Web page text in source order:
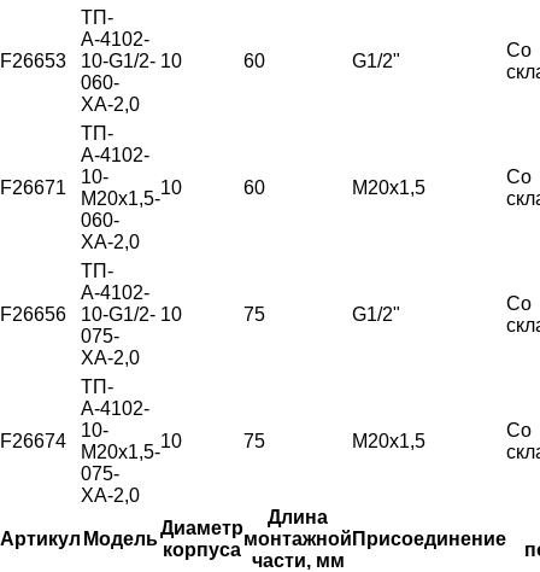
F26653
ТП-
А-4102-
10-G1/2-
060-
ХА-2,0
10 60 G1/2"
Со
F26671
ТП-
А-4102-
10-
М20х1,5-
060-
ХА-2,0
10 60 М20х1,5
Со
F26656
ТП-
А-4102-
10-G1/2-
075-
ХА-2,0
10 75 G1/2"
Со
F26674
ТП-
А-4102-
10-
М20х1,5-
075-
ХА-2,0
10 75 М20х1,5
Со
Артикул Модель
Диаметр
корпуса
Длина
монтажной
части, мм
Присоединение